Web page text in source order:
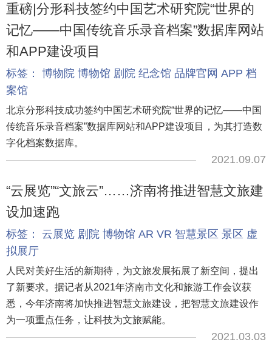
重磅|分形科技签约中国艺术研究院“世界的
记忆——中国传统音乐录音档案”数据库网站
和APP建设项目
标签： 博物院 博物馆 剧院 纪念馆 品牌官网 APP 档
案馆
北京分形科技成功签约中国艺术研究院“世界的记忆——中国
传统音乐录音档案”数据库网站和APP建设项目，为其打造数
字化档案数据库。
2021.09.07
“云展览”“文旅云”……济南将推进智慧文旅建
设加速跑
标签： 云展览 剧院 博物馆 AR VR 智慧景区 景区 虚
拟展厅
人民对美好生活的新期待，为文旅发展拓展了新空间，提出
了新要求。据记者从2021年济南市文化和旅游工作会议获
悉，今年济南将加快推进智慧文旅建设，把智慧文旅建设作
为一项重点任务，让科技为文旅赋能。
2021.03.03